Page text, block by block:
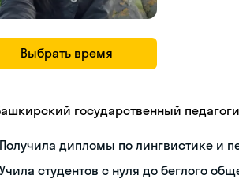
Выбрать время
государственный
Получила дипломы по лингвистике и
Учила студентов с нуля до беглого